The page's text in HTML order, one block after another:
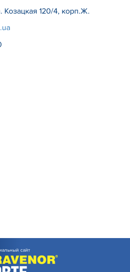
Козацкая 120/4, корп.Ж.
сайт